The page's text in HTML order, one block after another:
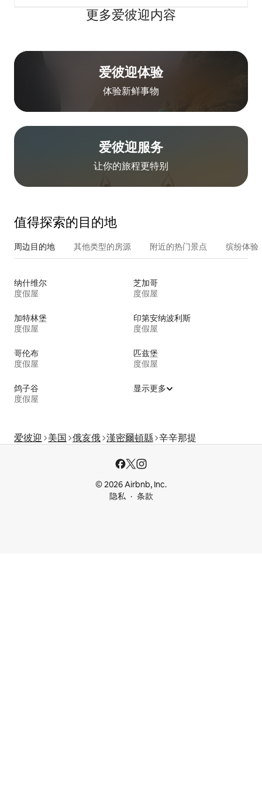
更多爱彼迎内容
爱彼迎体验
体验新鲜事物
爱彼迎服务
让你的旅程更特别
值得探索的目的地
周边目的地 其他类型的房源 附近的热门景点 缤纷体验
纳什维尔
度假屋
芝加哥
度假屋
加特林堡
度假屋
印第安纳波利斯
度假屋
哥伦布
度假屋
匹兹堡
度假屋
鸽子谷
度假屋
显示更多
爱彼迎 美国 俄亥俄 漢密爾頓縣 辛辛那提
© 2026 Airbnb, Inc.
隐私
条款